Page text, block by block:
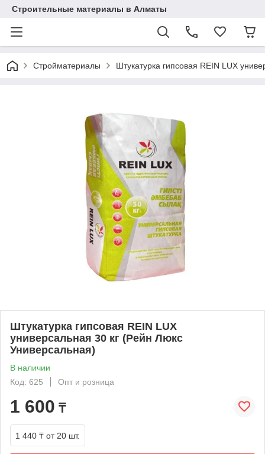
Строительные материалы в Алматы
Стройматериалы Штукатурка гипсовая REIN LUX
Штукатурка гипсовая REIN LUX
универсальная 30 кг (Рейн Люкс
Универсальная)
В наличии
Код: 625
Опт и розница
1 600 ₸
1 440 ₸ от 20 шт.